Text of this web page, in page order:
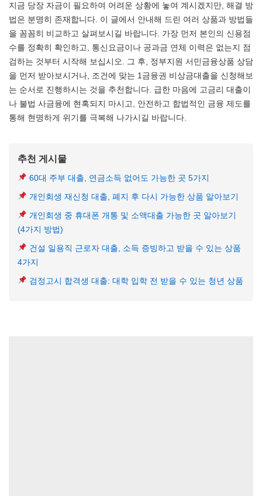
지금 당장 자금이 필요하여 어려운 상황에 놓여 계시겠지만, 해결 방
법은 분명히 존재합니다. 이 글에서 안내해 드린 여러 상품과 방법들
을 꼼꼼히 비교하고 살펴보시길 바랍니다. 가장 먼저 본인의 신용점
수를 정확히 확인하고, 통신요금이나 공과금 연체 이력은 없는지 점
검하는 것부터 시작해 보십시오. 그 후, 정부지원 서민금융상품 상담
을 먼저 받아보시거나, 조건에 맞는 1금융권 비상금대출을 신청해보
는 순서로 진행하시는 것을 추천합니다. 급한 마음에 고금리 대출이
나 불법 사금융에 현혹되지 마시고, 안전하고 합법적인 금융 제도를
통해 현명하게 위기를 극복해 나가시길 바랍니다.
추천 게시물
60대 주부 대출, 연금소득 없어도 가능한 곳 5가지
개인회생 재신청 대출, 폐지 후 다시 가능한 상품 알아보기
개인회생 중 휴대폰 개통 및 소액대출 가능한 곳 알아보기
(4가지 방법)
건설 일용직 근로자 대출, 소득 증빙하고 받을 수 있는 상품
4가지
검정고시 합격생 대출: 대학 입학 전 받을 수 있는 청년 상품